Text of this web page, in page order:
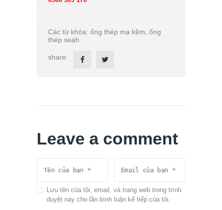
Các từ khóa: ống thép mạ kẽm ,ống
thép seah
share:
Leave a comment
Lưu tên của tôi, email, và trang web trong trình
duyệt này cho lần bình luận kế tiếp của tôi.